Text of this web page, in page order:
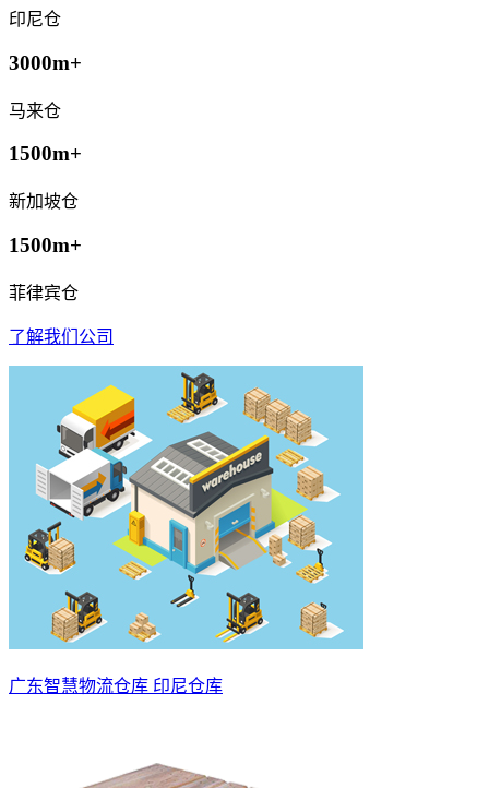
印尼仓
3000m+
马来仓
1500m+
新加坡仓
1500m+
菲律宾仓
了解我们公司
广东智慧物流仓库 印尼仓库